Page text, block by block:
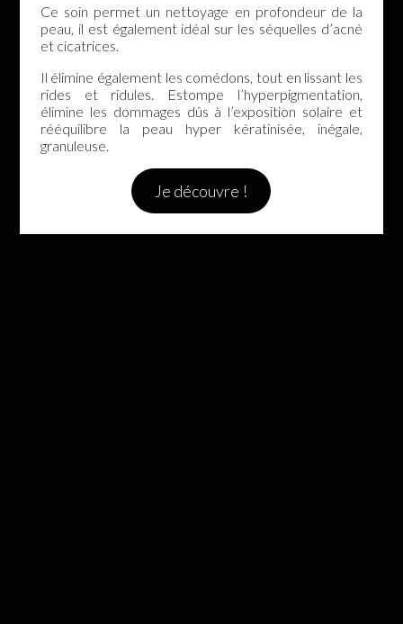
Ce soin permet un nettoyage en profondeur de la
peau, il est également idéal sur les séquelles d’acné
et cicatrices.
Il élimine également les comédons, tout en lissant les
rides et ridules. Estompe l’hyperpigmentation,
élimine les dommages dûs à l’exposition solaire et
rééquilibre la peau hyper kératinisée, inégale,
granuleuse.
Je découvre !